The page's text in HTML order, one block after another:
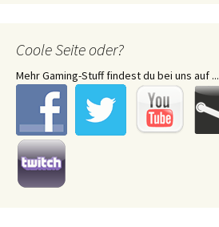
Coole Seite oder?
Mehr Gaming-Stuff findest du bei uns auf ...